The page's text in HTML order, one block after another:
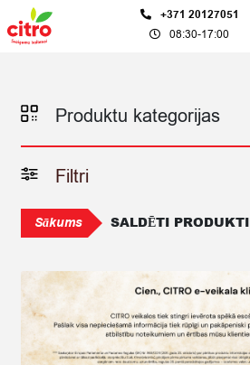
Skip
to
Skip
to
+371 20127051
08:30-17:00
Produktu kategorijas
Filtri
Sākums SALDĒTI PRODUKTI